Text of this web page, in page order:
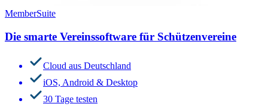
MemberSuite
Die smarte Vereinssoftware für Schützenvereine
Cloud aus Deutschland
iOS, Android & Desktop
30 Tage testen